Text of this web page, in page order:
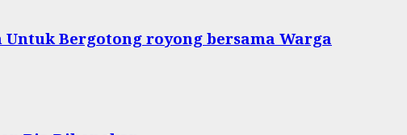
Bergotong royong bersama Warga